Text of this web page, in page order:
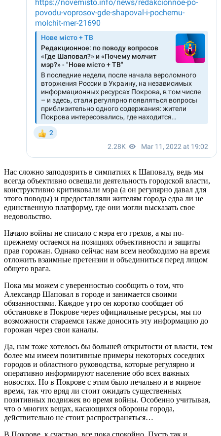
Нас сложно заподозрить в симпатиях к Шаповалу, ведь мы
всегда объективно освещали деятельность городской власти,
конструктивно критиковали мэра (а он регулярно давал для
этого поводы) и предоставляли жителям города едва ли не
единственную платформу, где они могли высказать свое
недовольство.
Начало войны не списало с мэра его грехов, а мы по-
прежнему остаемся на позициях объективности и защиты
прав горожан. Однако сейчас нам всем необходимо на время
отложить взаимные претензии и объединиться перед лицом
общего врага.
Пока мы можем с уверенностью сообщить о том, что
Александр Шаповал в городе и занимается своими
обязанностями. Каждое утро он коротко сообщает об
обстановке в Покрове через официальные ресурсы, мы по
возможности стараемся также доносить эту информацию до
горожан через свои каналы.
Да, нам тоже хотелось бы большей открытости от власти, тем
более мы имеем позитивные примеры некоторых соседних
городов и областного руководства, которые регулярно и
оперативно информируют население обо всех важных
новостях. Но в Покрове с этим было печально и в мирное
время, так что вряд ли стоит ожидать существенных
позитивных подвижек во время войны. Особенно учитывая,
что о многих вещах, касающихся обороны города,
действительно не стоит распространяться…
В Покрове, к счастью, все пока спокойно. Пусть так и